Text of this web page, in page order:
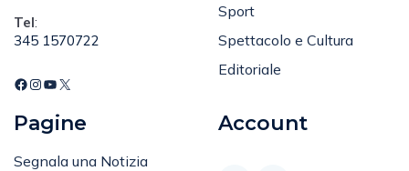
Tel:
345 1570722
Sport
Spettacolo e Cultura
Editoriale
Pagine
Segnala una Notizia
Account